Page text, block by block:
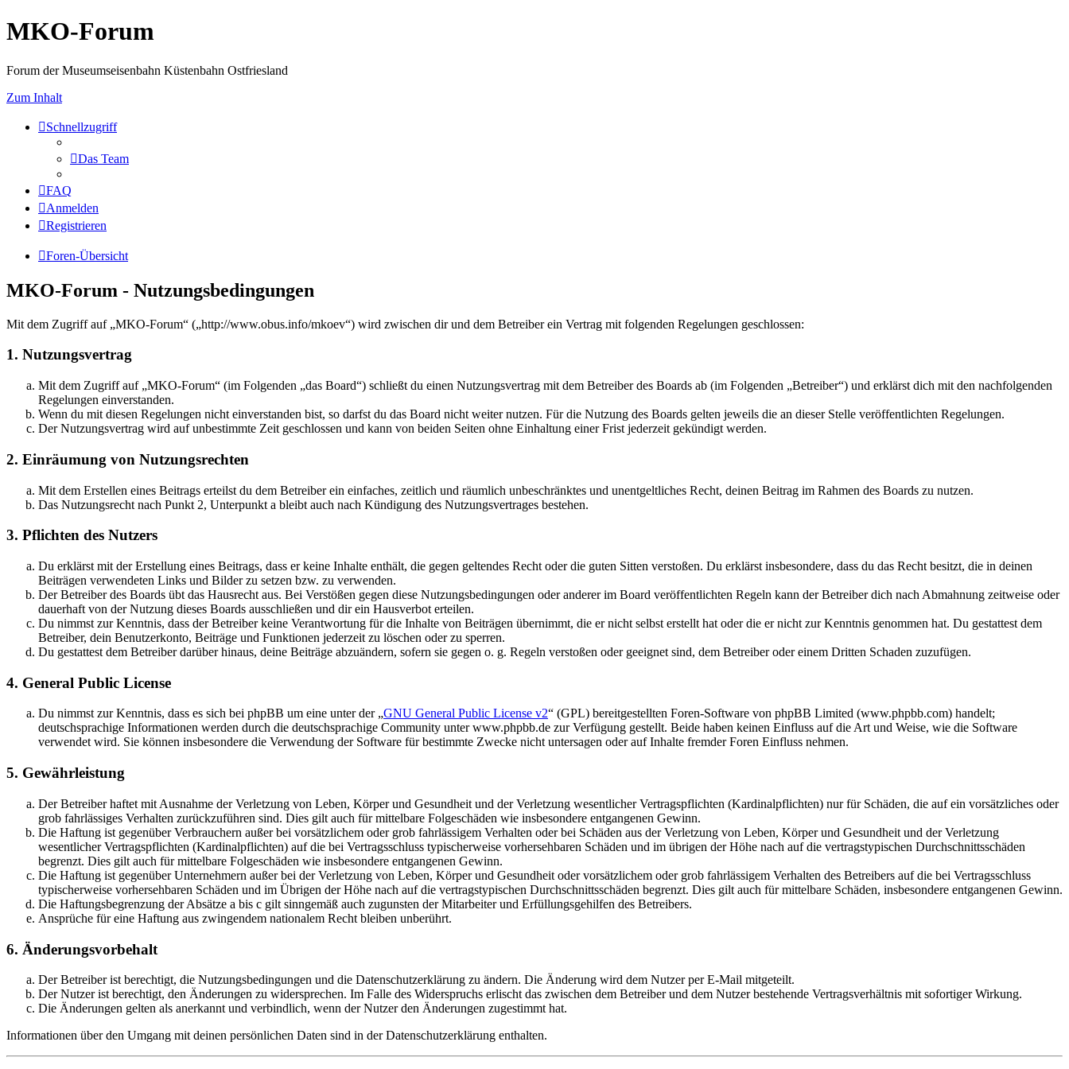
MKO-Forum
Forum der Museumseisenbahn Küstenbahn Ostfriesland
Zum Inhalt
Schnellzugriff
Das Team
FAQ
Anmelden
Registrieren
Foren-Übersicht
MKO-Forum - Nutzungsbedingungen
Mit dem Zugriff auf „MKO-Forum“ („http://www.obus.info/mkoev“) wird zwischen dir und dem Betreiber ein Vertrag mit folgenden Regelungen geschlossen:
1. Nutzungsvertrag
Mit dem Zugriff auf „MKO-Forum“ (im Folgenden „das Board“) schließt du einen Nutzungsvertrag mit dem Betreiber des Boards ab (im Folgenden „Betreiber“) und erklärst dich mit den nachfolgenden
Regelungen einverstanden.
Wenn du mit diesen Regelungen nicht einverstanden bist, so darfst du das Board nicht weiter nutzen. Für die Nutzung des Boards gelten jeweils die an dieser Stelle veröffentlichten Regelungen.
Der Nutzungsvertrag wird auf unbestimmte Zeit geschlossen und kann von beiden Seiten ohne Einhaltung einer Frist jederzeit gekündigt werden.
2. Einräumung von Nutzungsrechten
Mit dem Erstellen eines Beitrags erteilst du dem Betreiber ein einfaches, zeitlich und räumlich unbeschränktes und unentgeltliches Recht, deinen Beitrag im Rahmen des Boards zu nutzen.
Das Nutzungsrecht nach Punkt 2, Unterpunkt a bleibt auch nach Kündigung des Nutzungsvertrages bestehen.
3. Pflichten des Nutzers
Du erklärst mit der Erstellung eines Beitrags, dass er keine Inhalte enthält, die gegen geltendes Recht oder die guten Sitten verstoßen. Du erklärst insbesondere, dass du das Recht besitzt, die in deinen
Beiträgen verwendeten Links und Bilder zu setzen bzw. zu verwenden.
Der Betreiber des Boards übt das Hausrecht aus. Bei Verstößen gegen diese Nutzungsbedingungen oder anderer im Board veröffentlichten Regeln kann der Betreiber dich nach Abmahnung zeitweise oder
dauerhaft von der Nutzung dieses Boards ausschließen und dir ein Hausverbot erteilen.
Du nimmst zur Kenntnis, dass der Betreiber keine Verantwortung für die Inhalte von Beiträgen übernimmt, die er nicht selbst erstellt hat oder die er nicht zur Kenntnis genommen hat. Du gestattest dem
Betreiber, dein Benutzerkonto, Beiträge und Funktionen jederzeit zu löschen oder zu sperren.
Du gestattest dem Betreiber darüber hinaus, deine Beiträge abzuändern, sofern sie gegen o. g. Regeln verstoßen oder geeignet sind, dem Betreiber oder einem Dritten Schaden zuzufügen.
4. General Public License
Du nimmst zur Kenntnis, dass es sich bei phpBB um eine unter der „GNU General Public License v2“ (GPL) bereitgestellten Foren-Software von phpBB Limited (www.phpbb.com) handelt;
deutschsprachige Informationen werden durch die deutschsprachige Community unter www.phpbb.de zur Verfügung gestellt. Beide haben keinen Einfluss auf die Art und Weise, wie die Software
verwendet wird. Sie können insbesondere die Verwendung der Software für bestimmte Zwecke nicht untersagen oder auf Inhalte fremder Foren Einfluss nehmen.
5. Gewährleistung
Der Betreiber haftet mit Ausnahme der Verletzung von Leben, Körper und Gesundheit und der Verletzung wesentlicher Vertragspflichten (Kardinalpflichten) nur für Schäden, die auf ein vorsätzliches oder
grob fahrlässiges Verhalten zurückzuführen sind. Dies gilt auch für mittelbare Folgeschäden wie insbesondere entgangenen Gewinn.
Die Haftung ist gegenüber Verbrauchern außer bei vorsätzlichem oder grob fahrlässigem Verhalten oder bei Schäden aus der Verletzung von Leben, Körper und Gesundheit und der Verletzung
wesentlicher Vertragspflichten (Kardinalpflichten) auf die bei Vertragsschluss typischerweise vorhersehbaren Schäden und im übrigen der Höhe nach auf die vertragstypischen Durchschnittsschäden
begrenzt. Dies gilt auch für mittelbare Folgeschäden wie insbesondere entgangenen Gewinn.
Die Haftung ist gegenüber Unternehmern außer bei der Verletzung von Leben, Körper und Gesundheit oder vorsätzlichem oder grob fahrlässigem Verhalten des Betreibers auf die bei Vertragsschluss
typischerweise vorhersehbaren Schäden und im Übrigen der Höhe nach auf die vertragstypischen Durchschnittsschäden begrenzt. Dies gilt auch für mittelbare Schäden, insbesondere entgangenen Gewinn.
Die Haftungsbegrenzung der Absätze a bis c gilt sinngemäß auch zugunsten der Mitarbeiter und Erfüllungsgehilfen des Betreibers.
Ansprüche für eine Haftung aus zwingendem nationalem Recht bleiben unberührt.
6. Änderungsvorbehalt
Der Betreiber ist berechtigt, die Nutzungsbedingungen und die Datenschutzerklärung zu ändern. Die Änderung wird dem Nutzer per E-Mail mitgeteilt.
Der Nutzer ist berechtigt, den Änderungen zu widersprechen. Im Falle des Widerspruchs erlischt das zwischen dem Betreiber und dem Nutzer bestehende Vertragsverhältnis mit sofortiger Wirkung.
Die Änderungen gelten als anerkannt und verbindlich, wenn der Nutzer den Änderungen zugestimmt hat.
Informationen über den Umgang mit deinen persönlichen Daten sind in der Datenschutzerklärung enthalten.